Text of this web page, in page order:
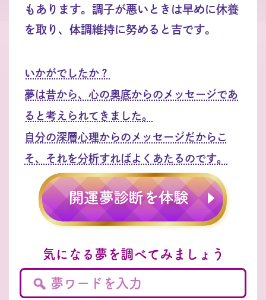
もあります。調子が悪いときは早めに休養
を取り、体調維持に努めると吉です。
いかがでしたか？
夢は昔から、心の奥底からのメッセージであ
ると考えられてきました。
自分の深層心理からのメッセージだからこ
そ、それを分析すればよくあたるのです。
気になる夢を調べてみましょう